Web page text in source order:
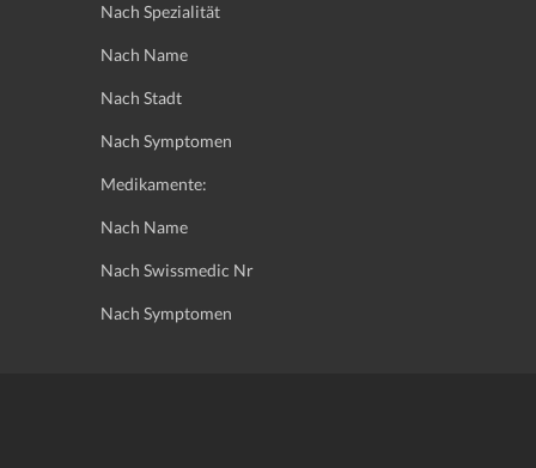
Nach Spezialität
Nach Name
Nach Stadt
Nach Symptomen
Medikamente:
Nach Name
Nach Swissmedic Nr
Nach Symptomen